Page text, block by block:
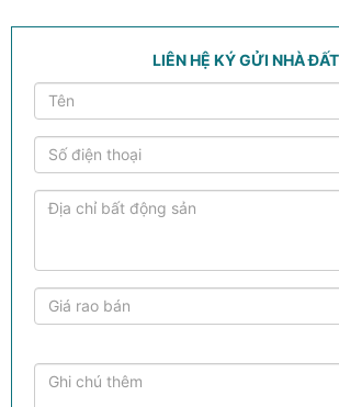
LIÊN HỆ KÝ GỬI NHÀ ĐẤT